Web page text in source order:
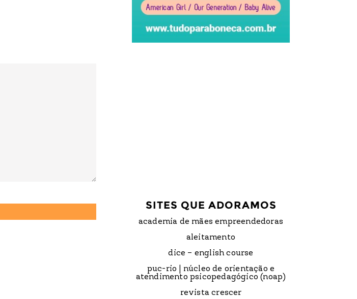
SITES QUE ADORAMOS
academia de mães empreendedoras
aleitamento
dice – english course
puc-rio | núcleo de orientação e
atendimento psicopedagógico (noap)
revista crescer